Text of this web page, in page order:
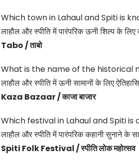
Which town in Lahaul and Spiti is
लाहौल और स्पीति में पारंपरिक ऊनी शिल्प के लिए
Tabo / ताबो
What is the name of the historical
लाहौल और स्पीति में ऊनी सामानों के लिए
Kaza Bazaar / काजा बाजार
Which festival in Lahaul and Spiti
लाहौल और स्पीति में पारंपरिक कहानी सुनाने के
Spiti Folk Festival / स्पीति लोक महोत्सव